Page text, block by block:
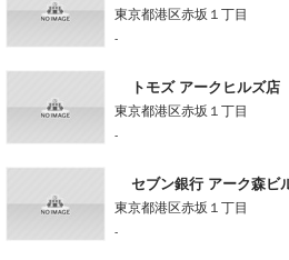
東京都港区赤坂１丁目
-
トモズ アークヒルズ店
東京都港区赤坂１丁目
-
セブン銀行 アーク森ビ
東京都港区赤坂１丁目
-